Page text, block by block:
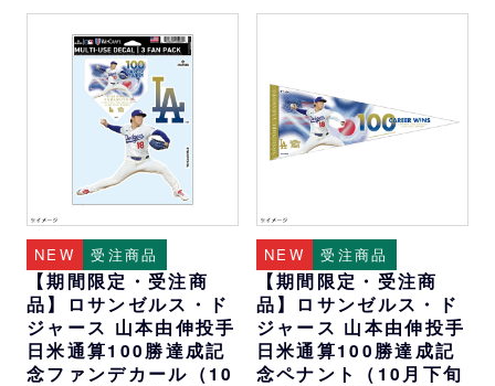
NEW 受注商品
【期間限定・受注商
品】ロサンゼルス・ド
ジャース 山本由伸投手
日米通算100勝達成記
念ファンデカール（10
NEW 受注商品
【期間限定・受注商
品】ロサンゼルス・ド
ジャース 山本由伸投手
日米通算100勝達成記
念ペナント（10月下旬